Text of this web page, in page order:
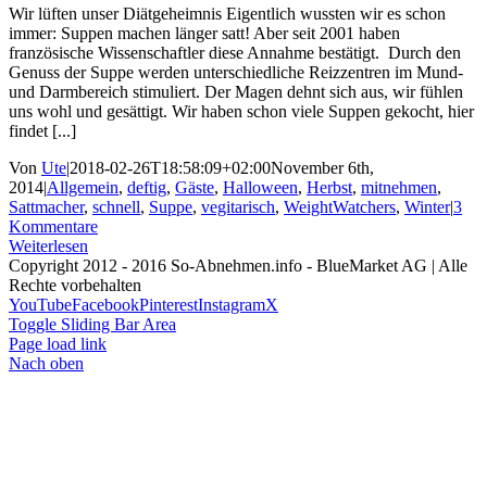
Wir lüften unser Diätgeheimnis Eigentlich wussten wir es schon
immer: Suppen machen länger satt! Aber seit 2001 haben
französische Wissenschaftler diese Annahme bestätigt. Durch den
Genuss der Suppe werden unterschiedliche Reizzentren im Mund-
und Darmbereich stimuliert. Der Magen dehnt sich aus, wir fühlen
uns wohl und gesättigt. Wir haben schon viele Suppen gekocht, hier
findet [...]
Von Ute|2018-02-26T18:58:09+02:00November 6th,
2014|Allgemein, deftig, Gäste, Halloween, Herbst, mitnehmen,
Sattmacher, schnell, Suppe, vegitarisch, WeightWatchers, Winter|3
Kommentare
Weiterlesen
Copyright 2012 - 2016 So-Abnehmen.info - BlueMarket AG | Alle
Rechte vorbehalten
YouTubeFacebookPinterestInstagramX
Toggle Sliding Bar Area
Page load link
Nach oben